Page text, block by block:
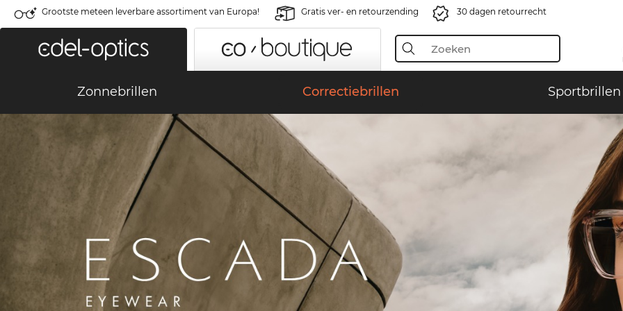
Grootste meteen leverbare assortiment van Europa! Gratis ver- en retourzending 30 dagen retourrecht
Zonnebrillen Correctiebrillen Sportbrillen